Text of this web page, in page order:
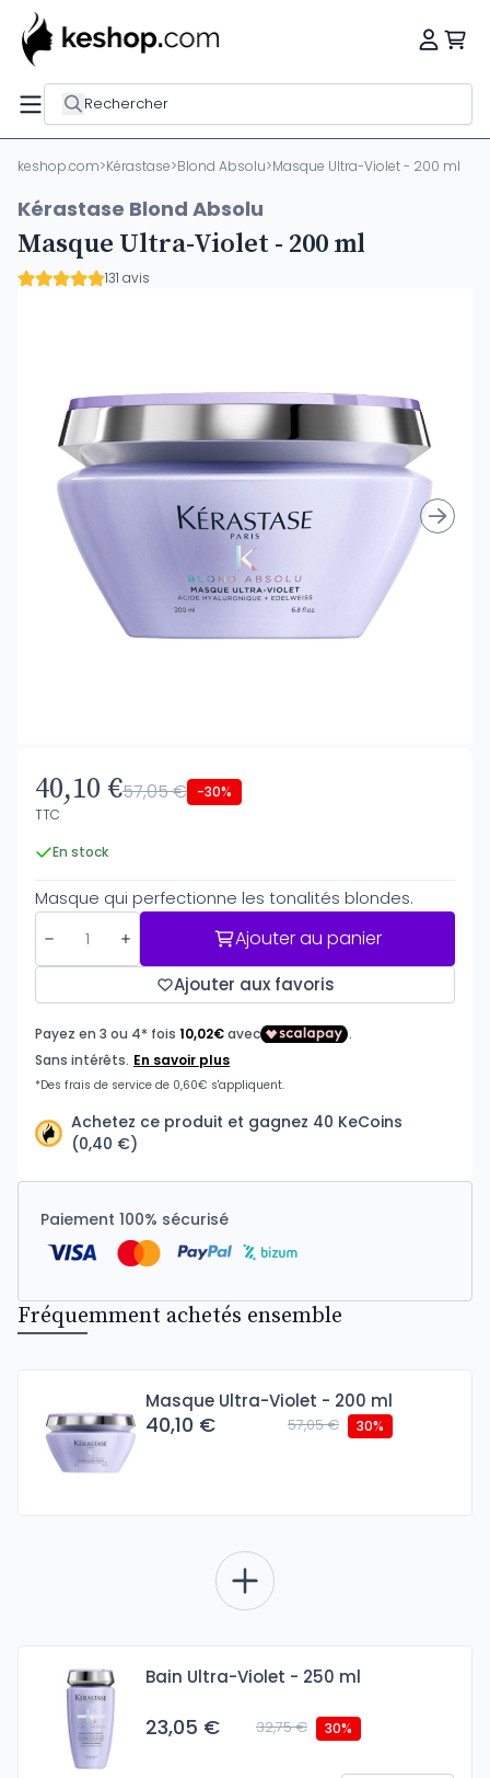
Rechercher
keshop.com>Kérastase>Blond Absolu>Masque Ultra-Violet - 200 ml
Kérastase Blond Absolu
Masque Ultra-Violet - 200 ml
131 avis
40,10 €57,05 € -30%
TTC
En stock
Masque qui perfectionne les tonalités blondes.
Ajouter au panier
Ajouter aux favoris
Achetez ce produit et gagnez 40 KeCoins
(0,40 €)
Paiement 100% sécurisé
Fréquemment achetés ensemble
Masque Ultra-Violet - 200 ml
40,10 € 57,05 € 30%
Bain Ultra-Violet - 250 ml
23,05 € 32,75 € 30%